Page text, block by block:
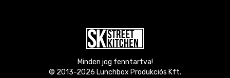
Minden jog fenntartva!
© 2013-2026 Lunchbox Produkciós Kft.